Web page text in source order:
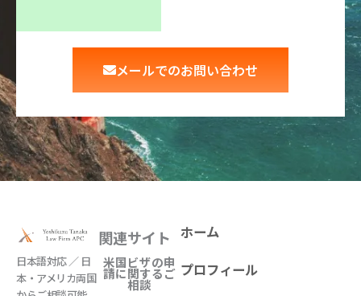
メールでのお問い合わせ
日本語対応 ／ 日
本・アメリカ両国
関連サイト
米国ビザの申
請に関するご
相談
ホーム
プロフィール